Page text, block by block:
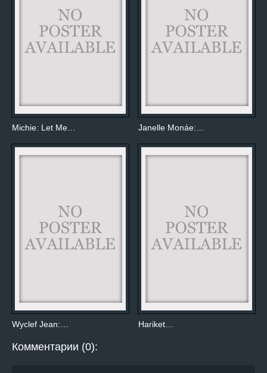
Michie: Let Me… Janelle Monáe:…
Wyclef Jean:… Hariket…
Комментарии (0):